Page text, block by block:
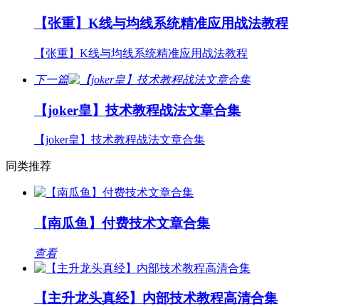
【张重】K线与均线系统精准应用战法教程
【张重】K线与均线系统精准应用战法教程
下一篇
【joker皇】技术教程战法文章合集
【joker皇】技术教程战法文章合集
同类推荐
【南瓜鱼】付费技术文章合集
查看
【主升龙头真经】内部技术教程高清合集